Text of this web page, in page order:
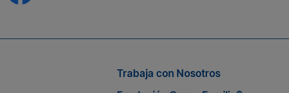
Trabaja con Nosotros